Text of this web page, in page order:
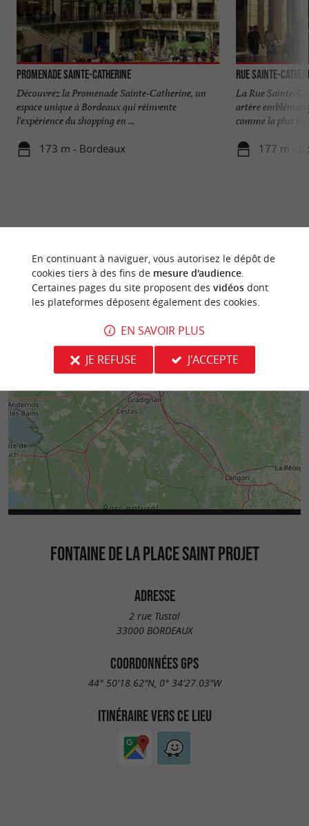
Promenade Sainte-Catherine
Découvrez la Promenade Sainte-Catherine, un
espace unique à Bordeaux qui réinvente
l'expérience du shopping en ...
173 m - Bordeaux
Rue Sainte-
La Rue Sainte-
artère
comme la plus
177 m -
FONTAINE DE LA PLACE SAINT PROJET
ADRESSE
2 rue Tustal
33000 BORDEAUX
COORDONNÉES GPS
44° 50'18.62"N, 0° 34'27.03"W
ITINÉRAIRE VERS CE LIEU
En continuant à naviguer, vous autorisez le dépôt de
cookies tiers à des fins de mesure d'audience.
Certaines pages du site proposent des vidéosdont
les plateformes déposent également des cookies.
EN SAVOIR PLUS
JE REFUSE
J'ACCEPTE